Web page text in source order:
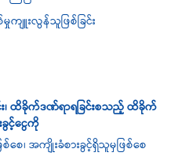
မှုကျူးလွန်သူဖြစ်ခြင်း
ထိခိုက်ဒဏ်ရာရခြင်းစသည့်ထိခိုက်
ခွင့်ငွေကို
ေ၊ အကျိုးခံစားခွင့်ရှိသူမှဖြစ်စေ